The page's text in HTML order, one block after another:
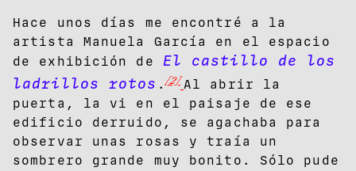
Hace unos días me encontré a la
artista Manuela García en el espacio
de exhibición de El castillo de los
ladrillos rotos .[2] Al abrir la
puerta, la vi en el paisaje de ese
edificio derruido, se agachaba para
observar unas rosas y traía un
sombrero grande muy bonito. Sólo pude